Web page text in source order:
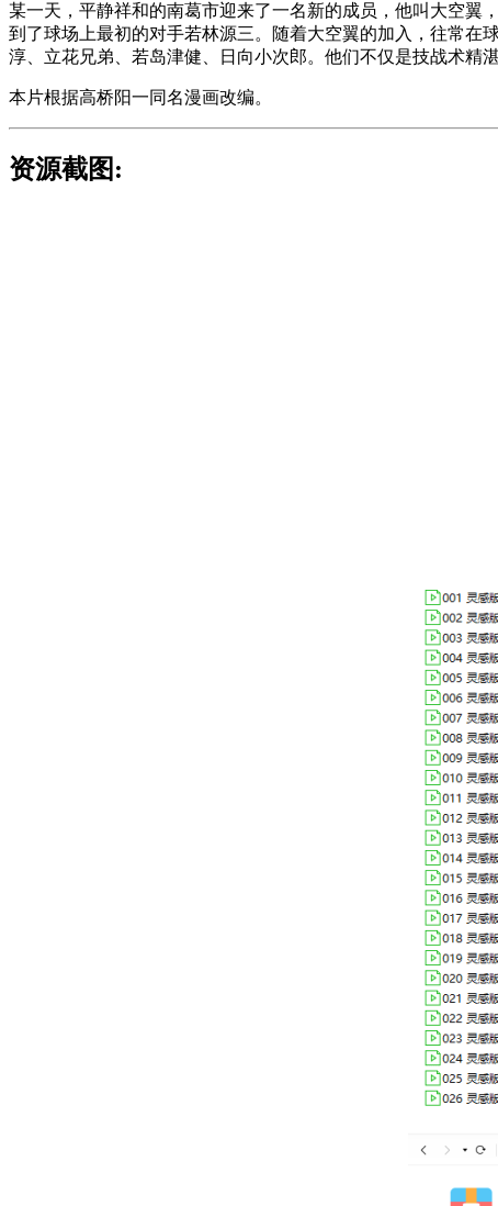
某一天，平静祥和的南葛市迎来了一名新的成员，他叫大空翼
到了球场上最初的对手若林源三。随着大空翼的加入，往常在
淳、立花兄弟、若岛津健、日向小次郎。他们不仅是技战术
本片根据高桥阳一同名漫画改编。
资源截图: